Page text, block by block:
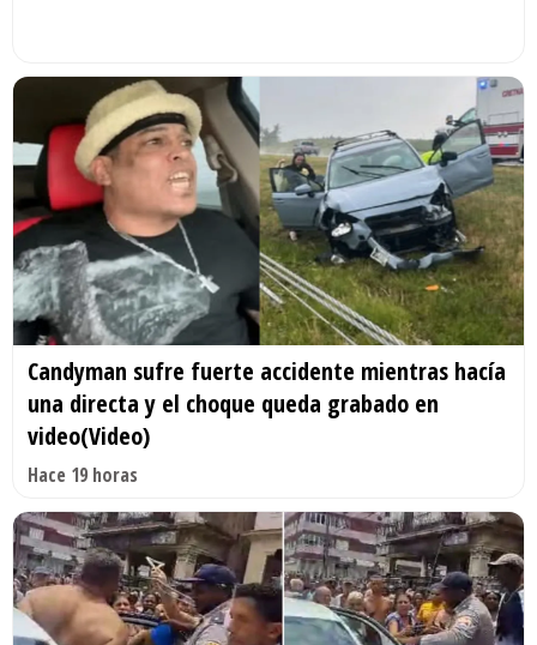
Candyman sufre fuerte accidente mientras hacía
una directa y el choque queda grabado en
video(Video)
Hace 19 horas